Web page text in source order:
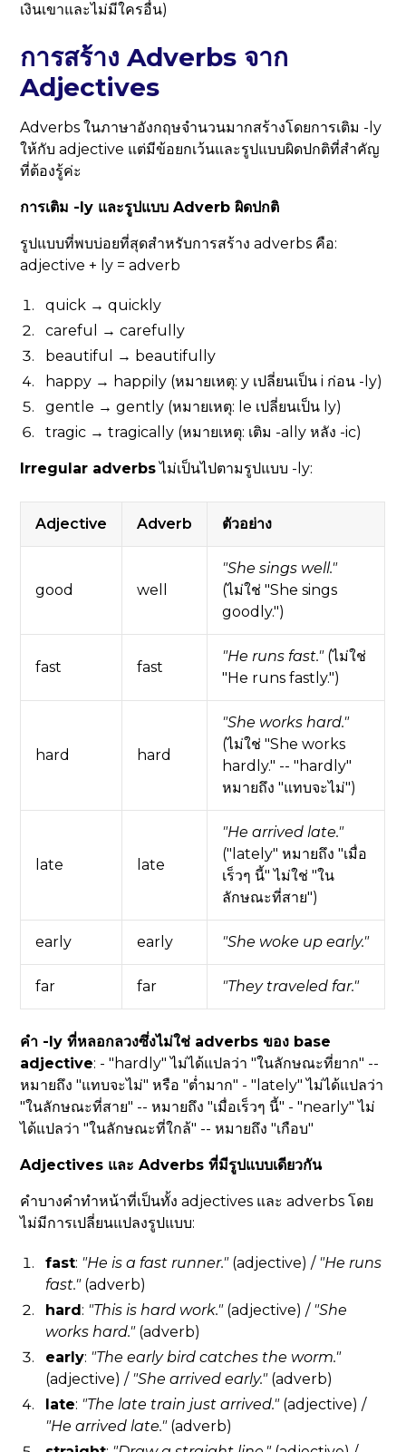
เงินเขาและไม่มีใครอื่น)
การสร้าง Adverbs จาก
Adjectives
Adverbs ในภาษาอังกฤษจำนวนมากสร้างโดยการเติม -ly
ให้กับ adjective แต่มีข้อยกเว้นและรูปแบบผิดปกติที่สำคัญ
ที่ต้องรู้ค่ะ
การเติม -ly และรูปแบบ Adverb ผิดปกติ
รูปแบบที่พบบ่อยที่สุดสำหรับการสร้าง adverbs คือ:
adjective + ly = adverb
quick → quickly
careful → carefully
beautiful → beautifully
happy → happily (หมายเหตุ: y เปลี่ยนเป็น i ก่อน -ly)
gentle → gently (หมายเหตุ: le เปลี่ยนเป็น ly)
tragic → tragically (หมายเหตุ: เติม -ally หลัง -ic)
Irregular adverbsไม่เป็นไปตามรูปแบบ -ly:
Adjective Adverb ตัวอย่าง
good well
"She sings well."
(ไม่ใช่ "She sings
goodly.")
fast fast
"He runs fast."(ไม่ใช่
"He runs fastly.")
hard hard
"She works hard."
(ไม่ใช่ "She works
hardly." -- "hardly"
หมายถึง "แทบจะไม่")
late late
"He arrived late."
("lately" หมายถึง "เมื่อ
เร็วๆ นี้" ไม่ใช่ "ใน
ลักษณะที่สาย")
early early "She woke up early."
far far "They traveled far."
คำ -ly ที่หลอกลวงซึ่งไม่ใช่ adverbs ของ base
adjective: - "hardly" ไม่ได้แปลว่า "ในลักษณะที่ยาก" --
หมายถึง "แทบจะไม่" หรือ "ต่ำมาก" - "lately" ไม่ได้แปลว่า
"ในลักษณะที่สาย" -- หมายถึง "เมื่อเร็วๆ นี้" - "nearly" ไม่
ได้แปลว่า "ในลักษณะที่ใกล้" -- หมายถึง "เกือบ"
Adjectives และ Adverbs ที่มีรูปแบบเดียวกัน
คำบางคำทำหน้าที่เป็นทั้ง adjectives และ adverbs โดย
ไม่มีการเปลี่ยนแปลงรูปแบบ:
fast: "He is a fast runner."(adjective) / "He runs
fast."(adverb)
hard : "This is hard work."(adjective) / "She
works hard."(adverb)
early: "The early bird catches the worm."
(adjective) / "She arrived early."(adverb)
late: "The late train just arrived."(adjective) /
"He arrived late."(adverb)